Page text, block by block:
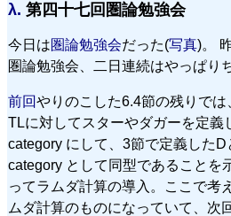
λ. 第四十七回圏論勉強会
今日は圏論勉強会だった(写真)。
圏論勉強会、二日連続はやっぱり
前回やりのこした6.4節の残りで
TLに対してスターやダガーを定義
category にして、3節で定義した
category として同型であることを
ってラムダ計算の導入。ここで考
ムダ計算のものになっていて、次